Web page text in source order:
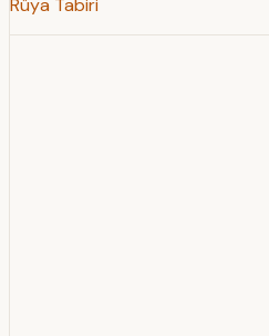
Rüya Tabiri